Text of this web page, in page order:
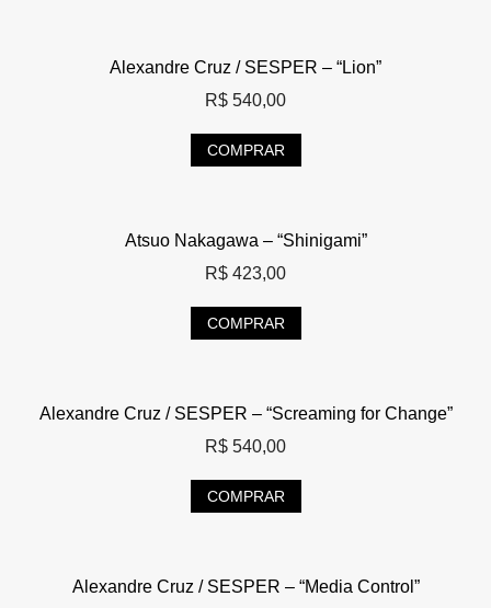
Alexandre Cruz / SESPER – “Lion”
R$ 540,00
COMPRAR
Atsuo Nakagawa – “Shinigami”
R$ 423,00
COMPRAR
Alexandre Cruz / SESPER – “Screaming for Change”
R$ 540,00
COMPRAR
Alexandre Cruz / SESPER – “Media Control”